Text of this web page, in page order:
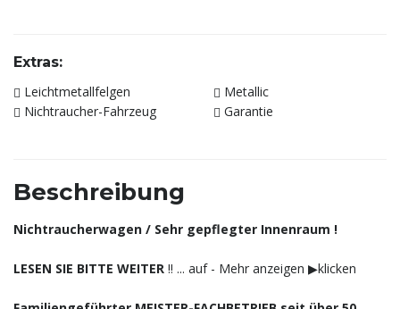
Extras:
Leichtmetallfelgen
Metallic
Nichtraucher-Fahrzeug
Garantie
Beschreibung
Nichtraucherwagen / Sehr gepflegter Innenraum !
LESEN SIE BITTE WEITER ‼️ ... auf - Mehr anzeigen ▶︎klicken